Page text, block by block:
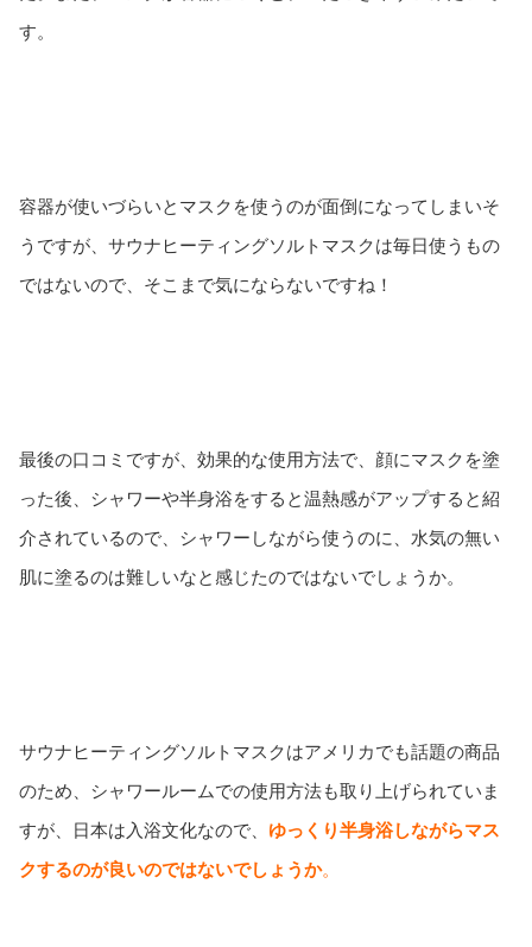
す。
容器が使いづらいとマスクを使うのが面倒になってしまいそ
うですが、サウナヒーティングソルトマスクは毎日使うもの
ではないので、そこまで気にならないですね！
最後の口コミですが、効果的な使用方法で、顔にマスクを塗
った後、シャワーや半身浴をすると温熱感がアップすると紹
介されているので、シャワーしながら使うのに、水気の無い
肌に塗るのは難しいなと感じたのではないでしょうか。
サウナヒーティングソルトマスクはアメリカでも話題の商品
のため、シャワールームでの使用方法も取り上げられていま
すが、日本は入浴文化なので、 ゆっくり半身浴しながらマス
クするのが良いのではないでしょうか。